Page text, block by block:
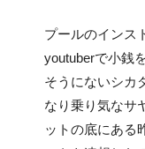
プールのインス
youtuberで小銭
そうにないシカ
なり乗り気なサ
ットの底にある